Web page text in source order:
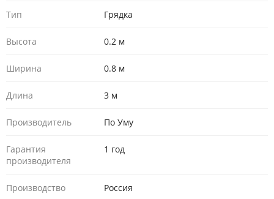
Тип Грядка
Высота 0.2 м
Ширина 0.8 м
Длина 3 м
Производитель По Уму
Гарантия
производителя
1 год
Производство Россия